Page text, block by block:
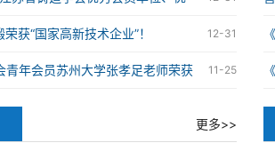
青年科技工作者获奖名单 12-31
获“国家高新技术企业”！
11-25
青年会员苏州大学张孝足老师荣获
用领域优秀博士学位论文
更多>>